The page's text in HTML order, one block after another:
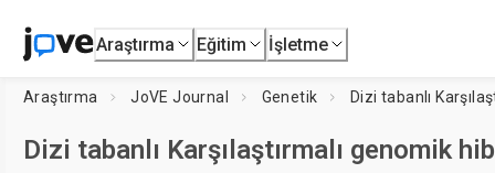
Araştırma Eğitim İşletme
Araştırma JoVE Journal Genetik
Dizi tabanlı Karşılaştırmalı genomik